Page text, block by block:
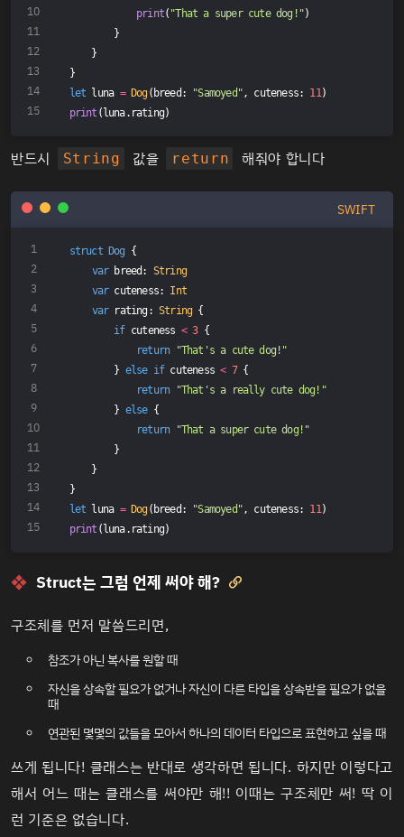
print( "That a super cute dog!")
        }
    }
}
let luna = Dog (breed: "Samoyed", cuteness: 11)
print (luna.rating)
반드시 String 값을 return 해줘야 합니다
SWIFT
struct Dog {
var breed: String
var cuteness: Int
var rating: String {
if cuteness < 3 {
return
"That's a cute dog!"
        }
else if cuteness < 7 {
return
"That's a really cute dog!"
        }
else {
return
"That a super cute dog!"
        }
    }
}
let luna = Dog (breed: "Samoyed", cuteness: 11)
print (luna.rating)
Struct는 그럼 언제 써야 해? 
구조체를 먼저 말씀드리면,
참조가 아닌 복사를 원할 때
자신을 상속할 필요가 없거나 자신이 다른 타입을 상속받을 필요가 없을
때
연관된 몇몇의 값들을 모아서 하나의 데이터 타입으로 표현하고 싶을 때
쓰게 됩니다! 클래스는 반대로 생각하면 됩니다. 하지만 이렇다고
해서 어느 때는 클래스를 써야만 해!! 이때는 구조체만 써! 딱 이
런 기준은 없습니다.